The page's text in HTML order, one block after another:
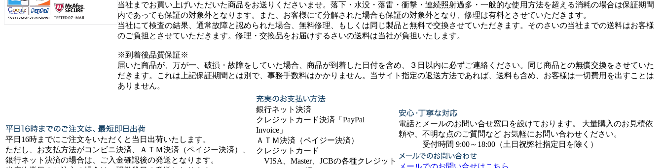
当社までお買い上げいただいた商品をお送りくださいませ。落下・水没・落雷・衝撃・連続照射過多・一般的な使用方法を超える消耗の場合は保証期間
内であっても保証の対象外となります。また、お客様にて分解された場合も保証の対象外となり、修理は有料とさせていただきます。
当社にて検査の結果、通常故障と認められた場合、無料修理、もしくは同じ製品と無料で交換させていただきます。そのさいの当社までの送料はお客様
のご負担とさせていただきます。修理・交換品をお届けするさいの送料は当社が負担いたします。
※到着後品質保証※
届いた商品が、万が一、破損・故障をしていた場合、商品が到着した日付を含め、３日以内に必ずご連絡ください。同じ商品との無償交換をさせていた
だきます。これは上記保証期間とは別で、事務手数料はかかりません。当サイト指定の返送方法であれば、送料も含め、お客様は一切費用を出すことは
ありません。
平日16時までにご注文をいただくと当日出荷いたします。
ただし、お支払方法がコンビニ決済、ＡＴＭ決済（ペイジー決済）、
銀行ネット決済の場合は、ご入金確認後の発送となります。
銀行ネット決済
クレジットカード決済「PayPal
Invoice」
ＡＴＭ決済（ペイジー決済）
クレジットカード
VISA、Master、JCBの各種クレジット
電話とメールのお問い合せ窓口を設けております。 大量購入のお見積依
頼や、不明な点のご質問など お気軽にお問い合わせください。
受付時間 9:00～18:00（土日祝弊社指定日を除く）
メールでのお問い合せはこちら